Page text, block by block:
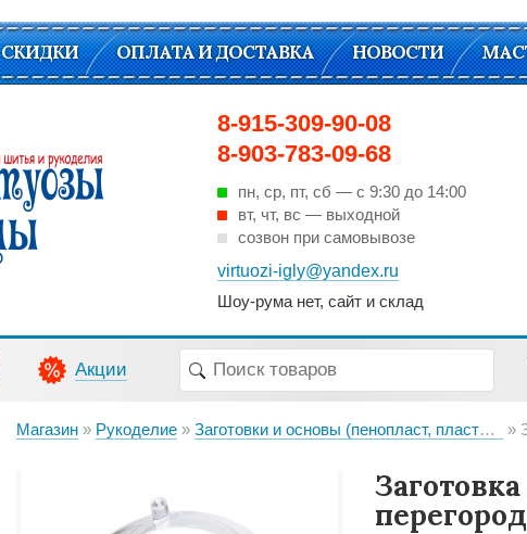
8-915-309-90-08
8-903-783-09-68
пн, ср, пт, cб — с 9:30 до 14:00
вт, чт, вс — выходной
созвон при самовывозе
virtuozi-igly@yandex.ru
Шоу-рума нет, сайт и склад
СКИДКИ ОПЛАТА И ДОСТАВКА НОВОСТИ
Акции
Магазин Рукоделие Заготовки и основы (пенопласт, пластик, металл, дерево)